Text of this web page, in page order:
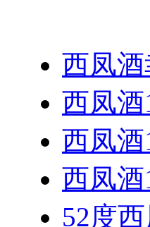
西凤酒
西凤酒
西凤酒
西凤酒
52度